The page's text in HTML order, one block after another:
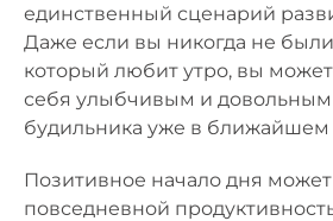
единственный сценарий
Даже если вы никогда не
который любит утро, вы
себя улыбчивым и довольным
будильника уже в
Позитивное начало дня может
повседневной